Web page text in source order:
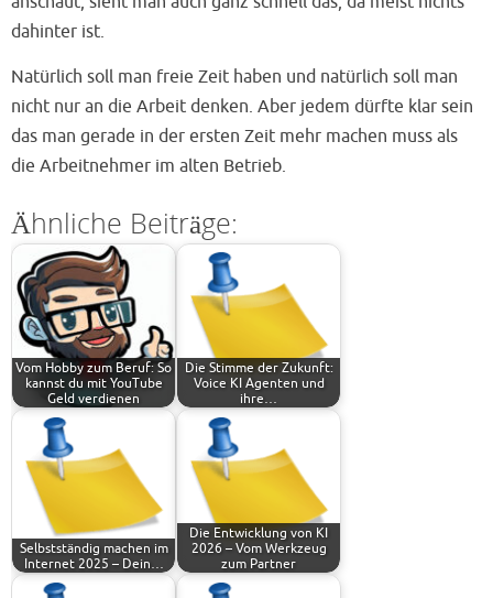
dahinter ist.
Natürlich soll man freie Zeit haben und natürlich soll man
nicht nur an die Arbeit denken. Aber jedem dürfte klar sein
das man gerade in der ersten Zeit mehr machen muss als
die Arbeitnehmer im alten Betrieb.
Ähnliche Beiträge:
Vom Hobby zum Beruf: So
kannst du mit YouTube
Geld verdienen
Die Stimme der Zukunft:
Voice KI Agenten und
ihre…
Selbstständig machen im
Internet 2025 – Dein…
Die Entwicklung von KI
2026 – Vom Werkzeug
zum Partner